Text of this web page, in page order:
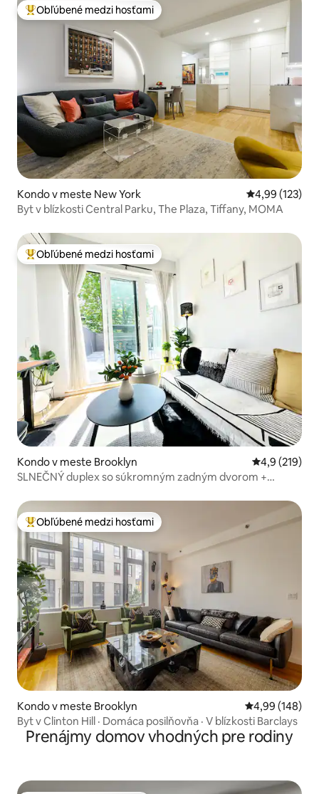
Najobľúbenejšie medzi hosťami
Obľúbené medzi hosťami
Kondo v meste New York Priemerné
4,99 (123)
Byt v blízkosti Central Parku, The Plaza, Tiffany, MOMA
Najobľúbenejšie medzi hosťami
Obľúbené medzi hosťami
Kondo v meste Brooklyn Priemerné
4,9 (219)
SLNEČNÝ duplex so súkromným zadným dvorom +
Najobľúbenejšie medzi hosťami
Obľúbené medzi hosťami
Kondo v meste Brooklyn Priemerné
4,99 (148)
Byt v Clinton Hill · Domáca posilňovňa · V blízkosti Barclays
Prenájmy domov vhodných pre rodiny